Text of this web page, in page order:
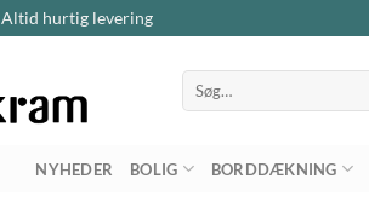
Altid hurtig levering
Søg
efter:
NYHEDER BOLIG BORDDÆKNING